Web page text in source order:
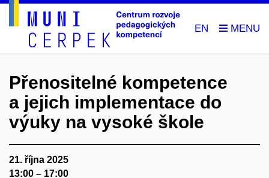
EN
Přenositelné kompetence
a jejich implementace do
výuky na vysoké škole
21. října 2025
13:00 – 17:00